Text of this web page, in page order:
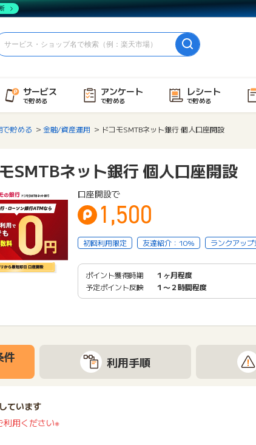
サービス
で貯める
アンケート
で貯める
レシート
で貯める
で貯める 金融/資産運用 ドコモSMTBネット銀行 個人口座開設
SMTBネット銀行 個人口座開設
口座開設で
1,500
初回利用限定 友達紹介：10% ランクアップ
ポイント獲得時期
１ヶ月程度
予定ポイント反映
１〜２時間程度
件 利用手順
ています
利用ください※